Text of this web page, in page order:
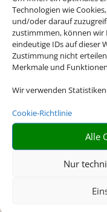
Technologien wie
und/oder darauf
zustimmmen, können wir
eindeutige IDs auf dieser
Zustimmung nicht
Merkmale und
Wir verwenden
Cookie-Richtlinie
Alle
Nur